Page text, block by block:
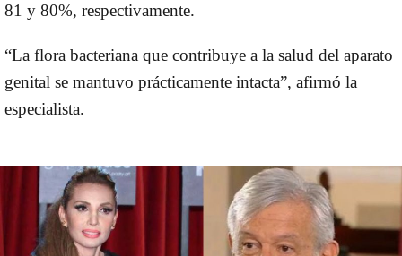
81 y 80%, respectivamente.
“La flora bacteriana que contribuye a la salud del aparato
genital se mantuvo prácticamente intacta”, afirmó la
especialista.